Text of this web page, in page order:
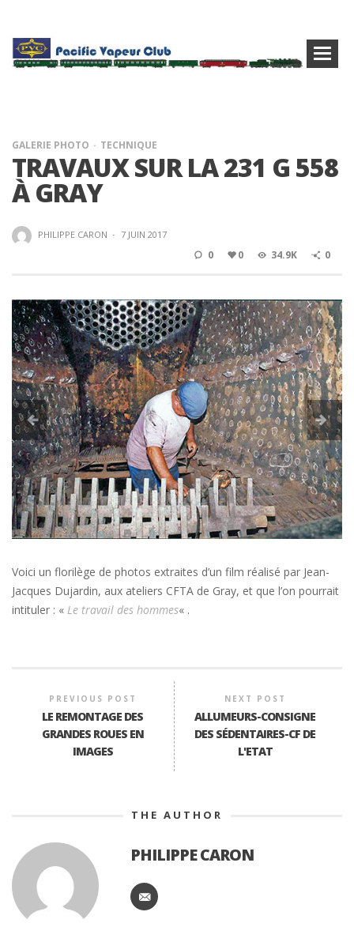
GALERIE PHOTO TECHNIQUE
TRAVAUX SUR LA 231 G 558
À GRAY
PHILIPPE CARON · 7 JUIN 2017
0 0 34.9K 0
Voici un florilège de photos extraites d’un film réalisé par Jean-
Jacques Dujardin, aux ateliers CFTA de Gray, et que l’on pourrait
intituler : « Le travail des hommes« .
PREVIOUS POST
LE REMONTAGE DES
GRANDES ROUES EN
IMAGES
NEXT POST
ALLUMEURS-CONSIGNE
DES SÉDENTAIRES-CF DE
L'ETAT
THE AUTHOR
PHILIPPE CARON